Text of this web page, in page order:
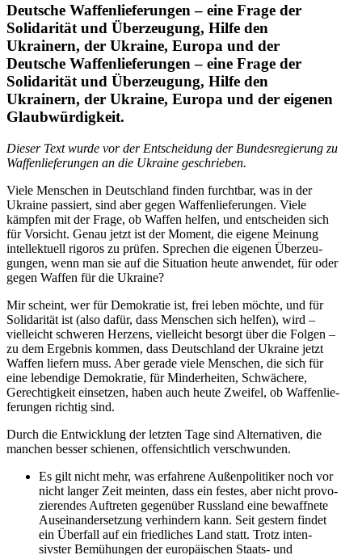
Deutsche Waffen­lie­fe­rungen – eine Frage der
Solida­rität und Überzeugung, Hilfe den
Ukrainern, der Ukraine, Europa und der
Deutsche Waffen­lie­fe­rungen – eine Frage der
Solida­rität und Überzeugung, Hilfe den
Ukrainern, der Ukraine, Europa und der eigenen
Glaubwürdigkeit.
Dieser Text wurde vor der Entscheidung der Bundes­re­gierung zu
Waffen­lie­fe­rungen an die Ukraine geschrieben.
Viele Menschen in Deutschland finden furchtbar, was in der
Ukraine passiert, sind aber gegen Waffen­lie­fe­rungen. Viele
kämpfen mit der Frage, ob Waffen helfen, und entscheiden sich
für Vorsicht. Genau jetzt ist der Moment, die eigene Meinung
intel­lek­tuell rigoros zu prüfen. Sprechen die eigenen Überzeu­
gungen, wenn man sie auf die Situation heute anwendet, für oder
gegen Waffen für die Ukraine?
Mir scheint, wer für Demokratie ist, frei leben möchte, und für
Solida­rität ist (also dafür, dass Menschen sich helfen), wird –
vielleicht schweren Herzens, vielleicht besorgt über die Folgen –
zu dem Ergebnis kommen, dass Deutschland der Ukraine jetzt
Waffen liefern muss. Aber gerade viele Menschen, die sich für
eine lebendige Demokratie, für Minder­heiten, Schwä­chere,
Gerech­tigkeit einsetzen, haben auch heute Zweifel, ob Waffen­lie­
fe­rungen richtig sind.
Durch die Entwicklung der letzten Tage sind Alter­na­tiven, die
manchen besser schienen, offen­sichtlich verschwunden.
Es gilt nicht mehr, was erfahrene Außen­po­li­tiker noch vor
nicht langer Zeit meinten, dass ein festes, aber nicht provo­
zie­rendes Auftreten gegenüber Russland eine bewaffnete
Ausein­an­der­setzung verhindern kann. Seit gestern findet
ein Überfall auf ein fried­liches Land statt. Trotz inten­
sivster Bemühungen der europäi­schen Staats- und